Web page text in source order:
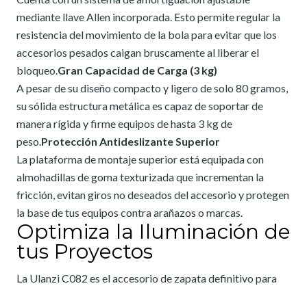
mediante llave Allen incorporada. Esto permite regular la
resistencia del movimiento de la bola para evitar que los
accesorios pesados caigan bruscamente al liberar el
bloqueo.Gran Capacidad de Carga (3 kg)
A pesar de su diseño compacto y ligero de solo 80 gramos,
su sólida estructura metálica es capaz de soportar de
manera rígida y firme equipos de hasta 3 kg de
peso.Protección Antideslizante Superior
La plataforma de montaje superior está equipada con
almohadillas de goma texturizada que incrementan la
fricción, evitan giros no deseados del accesorio y protegen
la base de tus equipos contra arañazos o marcas.
Optimiza la Iluminación de
tus Proyectos
La Ulanzi C082 es el accesorio de zapata definitivo para